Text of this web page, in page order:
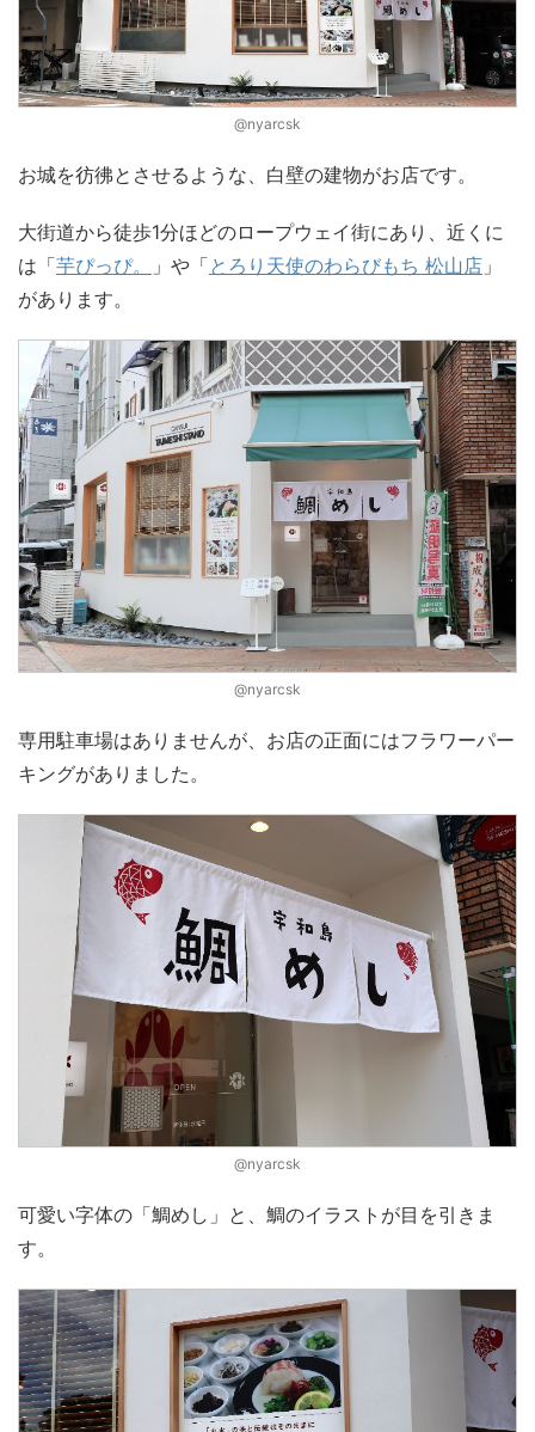
@nyarcsk
お城を彷彿とさせるような、白壁の建物がお店です。
大街道から徒歩1分ほどのロープウェイ街にあり、近くに
は「芋ぴっぴ。 」や「とろり天使のわらびもち 松山店 」
があります。
@nyarcsk
専用駐車場はありませんが、お店の正面にはフラワーパー
キングがありました。
@nyarcsk
可愛い字体の「鯛めし」と、鯛のイラストが目を引きま
す。